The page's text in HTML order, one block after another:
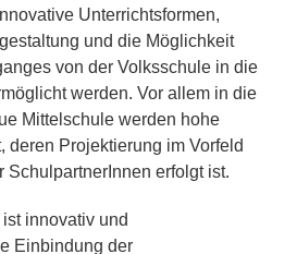
Unterrichtsformen,
und die Möglichkeit
von der Volksschule in die
werden. Vor allem in die
Mittelschule werden hohe
deren Projektierung im Vorfeld
SchulpartnerInnen erfolgt ist.
innovativ und
Einbindung der